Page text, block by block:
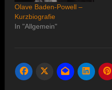
Olave Baden-Powell –
Kurzbiografie
In "Allgemein"